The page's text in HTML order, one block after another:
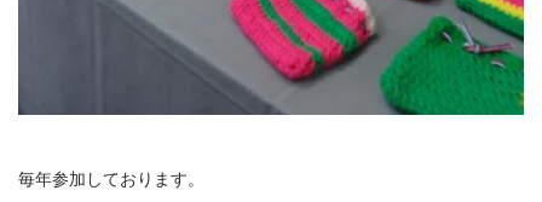
毎年参加しております。